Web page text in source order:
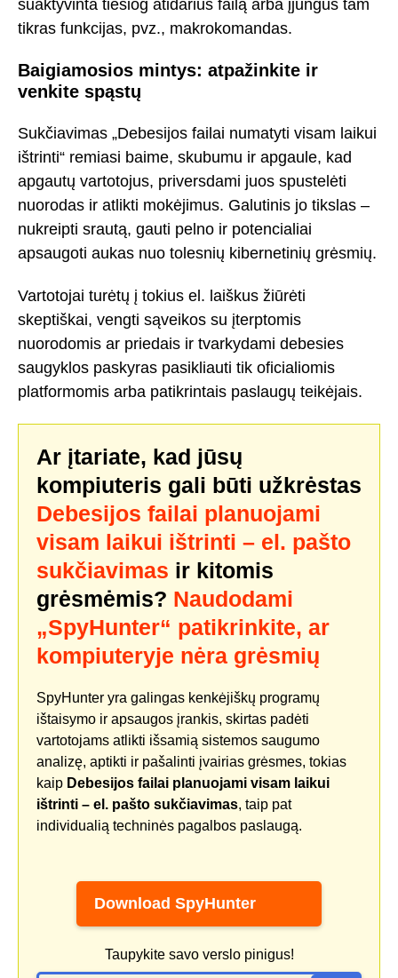
suaktyvinta tiesiog atidarius failą arba įjungus tam
tikras funkcijas, pvz., makrokomandas.
Baigiamosios mintys: atpažinkite ir
venkite spąstų
Sukčiavimas „Debesijos failai numatyti visam laikui
ištrinti“ remiasi baime, skubumu ir apgaule, kad
apgautų vartotojus, priversdami juos spustelėti
nuorodas ir atlikti mokėjimus. Galutinis jo tikslas –
nukreipti srautą, gauti pelno ir potencialiai
apsaugoti aukas nuo tolesnių kibernetinių grėsmių.
Vartotojai turėtų į tokius el. laiškus žiūrėti
skeptiškai, vengti sąveikos su įterptomis
nuorodomis ar priedais ir tvarkydami debesies
saugyklos paskyras pasikliauti tik oficialiomis
platformomis arba patikrintais paslaugų teikėjais.
Ar įtariate, kad jūsų
kompiuteris gali būti užkrėstas
Debesijos failai planuojami
visam laikui ištrinti – el. pašto
sukčiavimas ir kitomis
grėsmėmis? Naudodami
„SpyHunter“ patikrinkite, ar
kompiuteryje nėra grėsmių
SpyHunter yra galingas kenkėjiškų programų
ištaisymo ir apsaugos įrankis, skirtas padėti
vartotojams atlikti išsamią sistemos saugumo
analizę, aptikti ir pašalinti įvairias grėsmes, tokias
kaip Debesijos failai planuojami visam laikui
ištrinti – el. pašto sukčiavimas, taip pat
individualią techninės pagalbos paslaugą.
Download SpyHunter
Taupykite savo verslo pinigus!